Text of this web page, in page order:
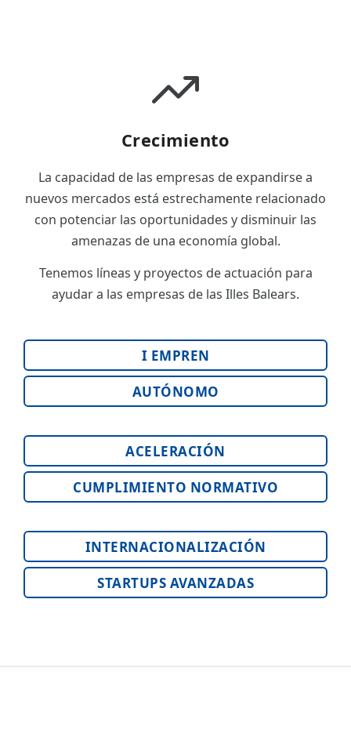
Crecimiento
La capacidad de las empresas de expandirse a
nuevos mercados está estrechamente relacionado
con potenciar las oportunidades y disminuir las
amenazas de una economía global.
Tenemos líneas y proyectos de actuación para
ayudar a las empresas de las Illes Balears.
I EMPREN
AUTÓNOMO
ACELERACIÓN
CUMPLIMIENTO NORMATIVO
INTERNACIONALIZACIÓN
STARTUPS AVANZADAS